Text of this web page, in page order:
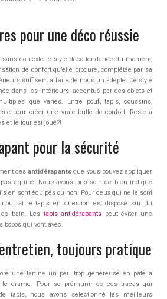
pour une déco réussie
sans contexte le style déco tendance du moment,
de confort qu’elle procure, complétée par sa
suffisent à faire de nous un adepte. Ce style
dans les intérieurs, accentué par des objets et
que variés. Entre pouf, tapis, coussins,
pour créer une vraie bulle de confort. Reste à
et le tour est joué?!
pour la sécurité
desantidérapants que vous pouvez appliquer
équipé. Nous avons pris soin de bien indiqué
en sont équipés ou non. Pour ceux qui ne le sont
si le tapis en question est disposé sur du
bain. Les tapis antidérapants peut éviter une
qui vont avec.
toujours pratique
une tartine un peu trop généreuse en pâte à
drame. Pour se prémunir de ces tracas qui
tapis, nous avons sélectionné les meilleurs